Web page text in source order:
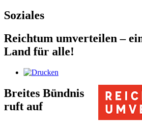
Soziales
Reichtum umverteilen –
Land für alle!
Breites Bündnis
ruft auf